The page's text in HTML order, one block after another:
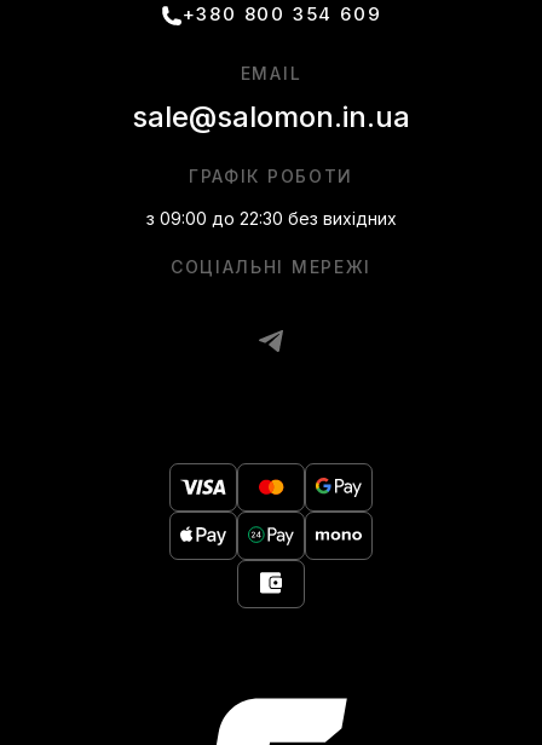
+380 800 354 609
СОЦІАЛЬНІ МЕРЕЖІ
ГРАФІК РОБОТИ
з 09:00 до 22:30 без вихідних
EMAIL
sale@salomon.in.ua